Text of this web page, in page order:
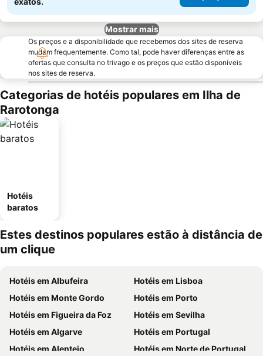
Mostrar mais
Os preços e a disponibilidade que recebemos dos sites de reserva
mudam frequentemente. Como tal, pode haver diferenças entre as
ofertas que consulta no trivago e os preços que estão disponíveis
nos sites de reserva.
Categorias de hotéis populares em Ilha de
Rarotonga
Hotéis
baratos
Estes destinos populares estão à distância de
um clique
Hotéis em Albufeira
Hotéis em Lisboa
Hotéis em Monte Gordo
Hotéis em Porto
Hotéis em Figueira da Foz
Hotéis em Sevilha
Hotéis em Algarve
Hotéis em Portugal
Hotéis em Alentejo
Hotéis em Norte de Portugal